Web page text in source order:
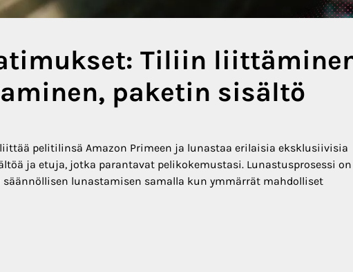
Tiliin
paketin sisältö
pelitilinsä Amazon Primeen ja lunastaa erilaisia eksklusiivisia
ja etuja, jotka parantavat pelikokemustasi. Lunastusprosessi on
lunastamisen samalla kun ymmärrät mahdolliset